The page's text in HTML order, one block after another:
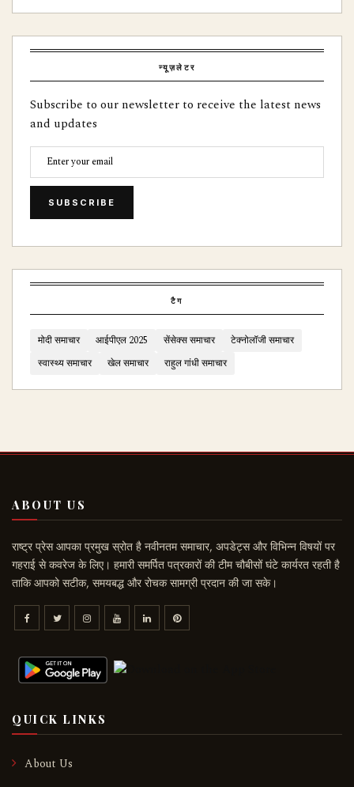
न्यूज़लेटर
Subscribe to our newsletter to receive the latest news
and updates
SUBSCRIBE
टैग
मोदी समाचार आईपीएल 2025 सेंसेक्स समाचार
टेक्नोलॉजी समाचार
स्वास्थ्य समाचार
खेल समाचार राहुल गांधी समाचार
ABOUT US
राष्ट्र प्रेस आपका प्रमुख स्रोत है नवीनतम समाचार, अपडेट्स और विभिन्न विषयों पर
गहराई से कवरेज के लिए। हमारी समर्पित पत्रकारों की टीम चौबीसों घंटे कार्यरत रहती है
ताकि आपको सटीक, समयबद्ध और रोचक सामग्री प्रदान की जा सके।
QUICK LINKS
About Us